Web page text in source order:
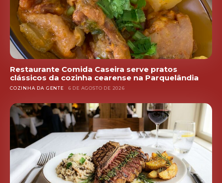
Restaurante Comida Caseira serve pratos
clássicos da cozinha cearense na Parquelândia
COZINHA DA GENTE 6 DE AGOSTO DE 2026